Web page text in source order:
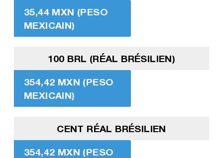
35,44 MXN (PESO
MEXICAIN)
100 BRL (RÉAL BRÉSILIEN)
354,42 MXN (PESO
MEXICAIN)
CENT RÉAL BRÉSILIEN
354,42 MXN (PESO